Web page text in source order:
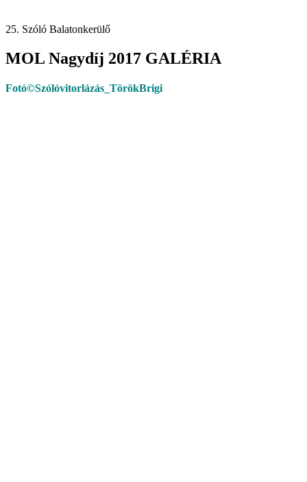
25. Szóló Balatonkerülő
MOL Nagydíj 2017 GALÉRIA
Fotó©Szólóvitorlázás_TörökBrigi